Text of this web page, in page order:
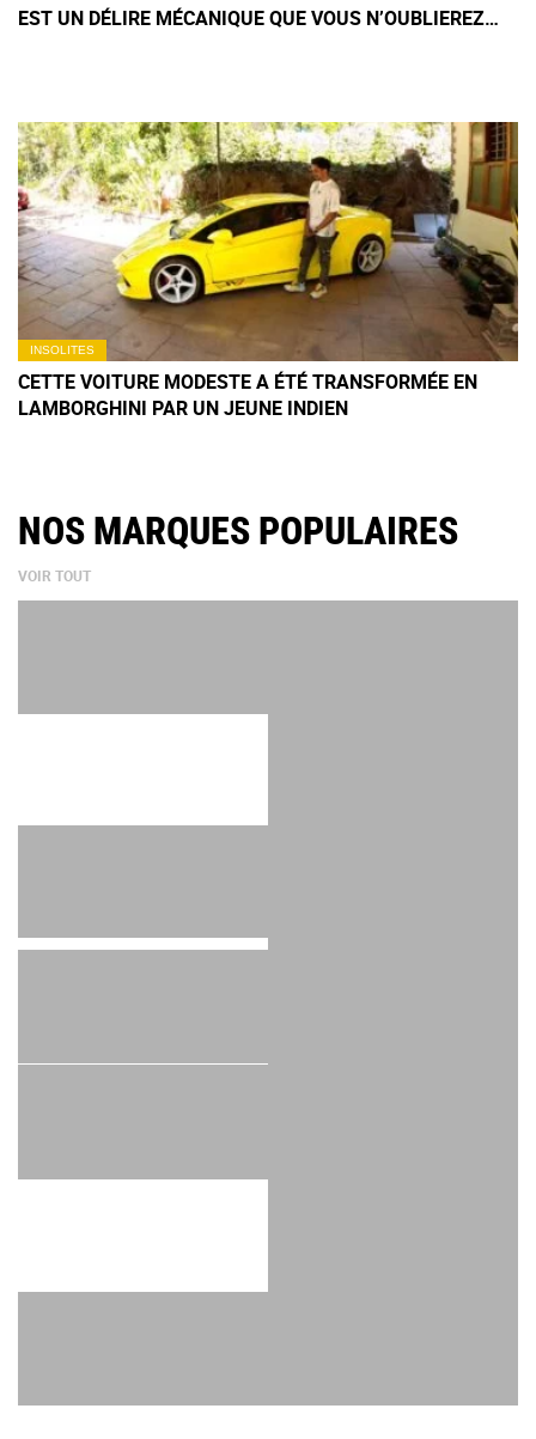
EST UN DÉLIRE MÉCANIQUE QUE VOUS N’OUBLIEREZ
INSOLITES
CETTE VOITURE MODESTE A ÉTÉ TRANSFORMÉE EN
LAMBORGHINI PAR UN JEUNE INDIEN
NOS MARQUES POPULAIRES
VOIR TOUT